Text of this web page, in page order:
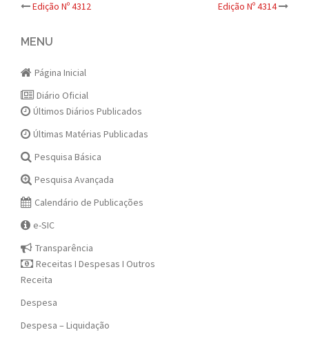
Post
navigation
Edição Nº 4312 Edição Nº 4314
MENU
Página Inicial
Diário Oficial
Últimos Diários Publicados
Últimas Matérias Publicadas
Pesquisa Básica
Pesquisa Avançada
Calendário de Publicações
e-SIC
Transparência
Receitas I Despesas I Outros
Receita
Despesa
Despesa – Liquidação